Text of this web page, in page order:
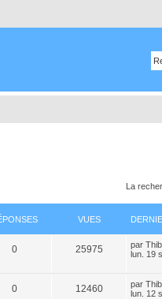
La
VUES
0 25975 par
lun. 19
0 12460 par
lun. 12